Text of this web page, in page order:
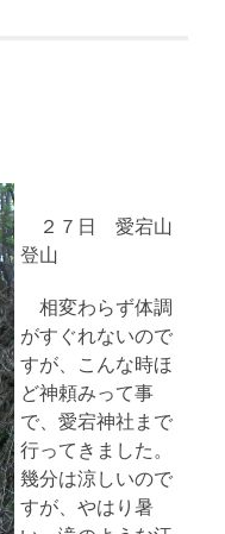
２７日 愛宕山
登山
相変わらず体調
がすぐれないので
すが、こんな時ほ
ど神頼みって事
で、愛宕神社まで
行ってきました。
幾分は涼しいので
すが、やはり暑